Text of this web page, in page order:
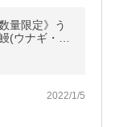
量限定》う
(ウナギ・さ
2022/1/5